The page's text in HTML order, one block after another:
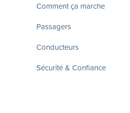
Comment ça marche
Passagers
Conducteurs
Sécurité & Confiance